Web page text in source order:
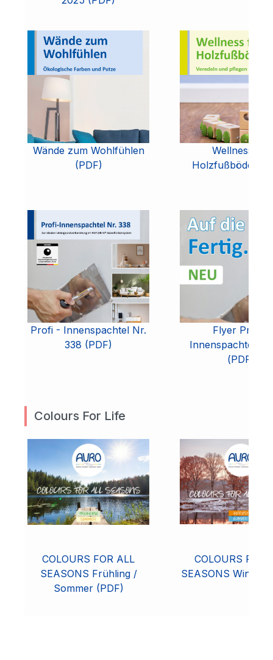
Wände zum Wohlfühlen
(PDF)
Wellness für
Holzfußböden
Profi - Innenspachtel Nr.
338 (PDF)
Flyer Profi -
Innenspachtel
(PDF)
Colours For Life
COLOURS FOR ALL
SEASONS Frühling /
Sommer (PDF)
COLOURS FOR
SEASONS Winter /